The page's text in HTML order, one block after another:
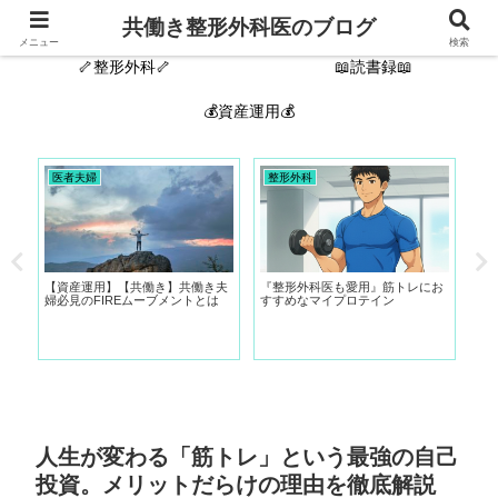
🙋‍♂️自己紹介🦴 新着記事
🦴整形外科🦴 📖読書録📖
💰資産運用💰
医者夫婦
【資産運用】【共働き】共働き夫
婦必見のFIREムーブメントとは
整形外科
『整形外科医も愛用』筋トレにお
すすめなマイプロテイン
人生が変わる「筋トレ」という最強の自己
投資。メリットだらけの理由を徹底解説
メニュー
共働き整形外科医のブログ
検索